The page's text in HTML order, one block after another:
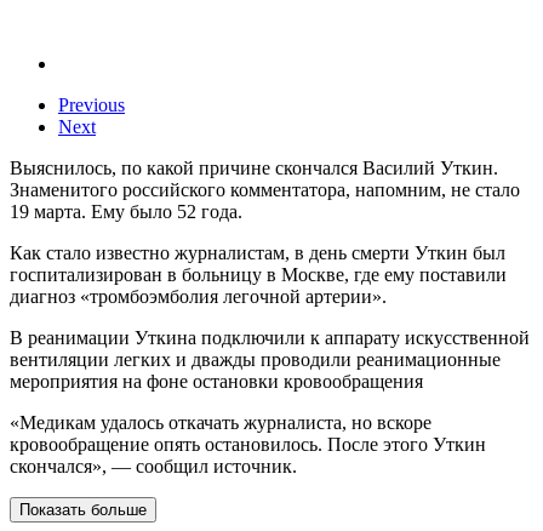
Previous
Next
Выяснилось, по какой причине скончался Василий Уткин.
Знаменитого российского комментатора, напомним, не стало
19 марта. Ему было 52 года.
Как стало известно журналистам, в день смерти Уткин был
госпитализирован в больницу в Москве, где ему поставили
диагноз «тромбоэмболия легочной артерии».
В реанимации Уткина подключили к аппарату искусственной
вентиляции легких и дважды проводили реанимационные
мероприятия на фоне остановки кровообращения
«Медикам удалось откачать журналиста, но вскоре
кровообращение опять остановилось. После этого Уткин
скончался», — сообщил источник.
Показать больше